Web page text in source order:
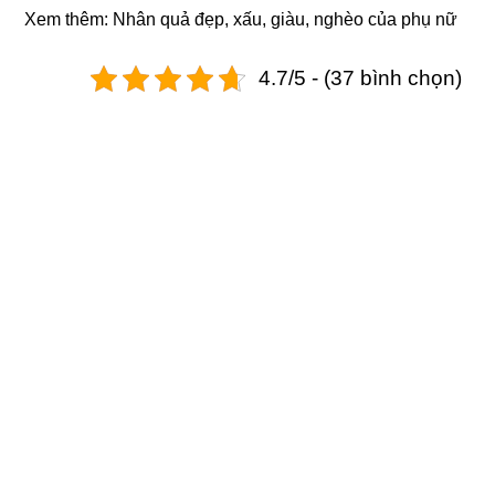
Xem thêm: Nhân quả đẹp, xấu, giàu, nghèo của phụ nữ
4.7/5 - (37 bình chọn)